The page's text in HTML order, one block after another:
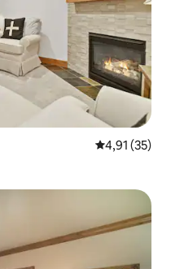
Priemerné
4,91 (35)